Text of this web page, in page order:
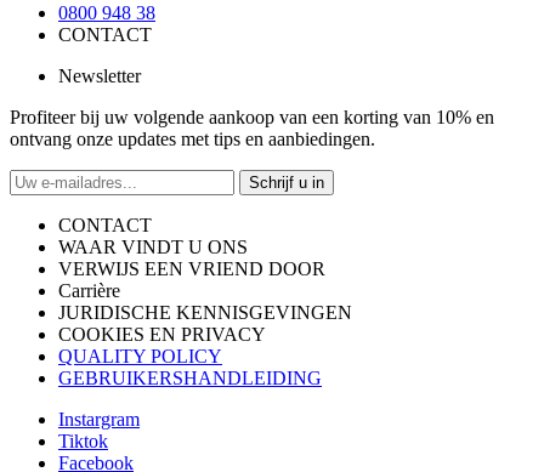
0800 948 38
CONTACT
Newsletter
Profiteer bij uw volgende aankoop van een korting van 10% en
ontvang onze updates met tips en aanbiedingen.
Schrijf u in
CONTACT
WAAR VINDT U ONS
VERWIJS EEN VRIEND DOOR
Carrière
JURIDISCHE KENNISGEVINGEN
COOKIES EN PRIVACY
QUALITY POLICY
GEBRUIKERSHANDLEIDING
Instargram
Tiktok
Facebook